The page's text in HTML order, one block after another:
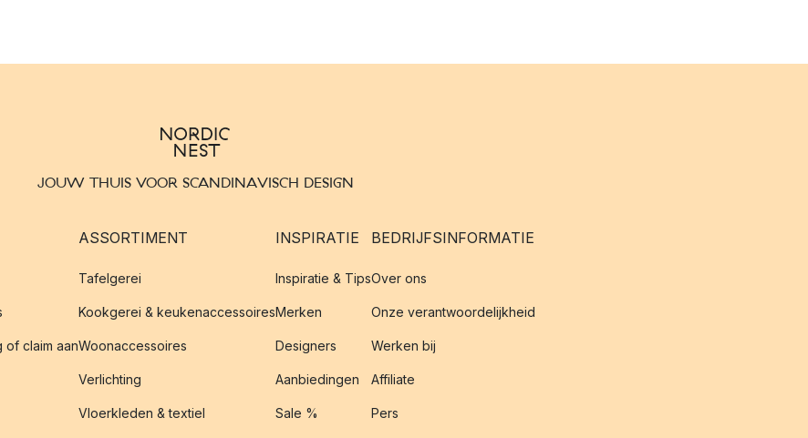
JOUW THUIS VOOR SCANDINAVISCH DESIGN
claim aan
ASSORTIMENT
Tafelgerei
Kookgerei & keukenaccessoires
Woonaccessoires
Verlichting
Vloerkleden & textiel
INSPIRATIE
Inspiratie & Tips
Merken
Designers
Aanbiedingen
Sale %
BEDRIJFSINFORMATIE
Over ons
Onze verantwoordelijkheid
Werken bij
Affiliate
Pers